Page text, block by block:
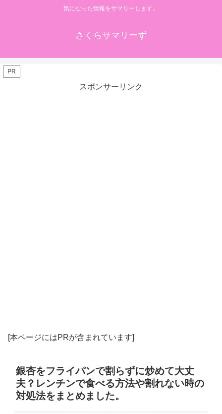
気になった情報をサマリーします。
さくらサマリーず
PR
スポンサーリンク
[本ページにはPRが含まれています]
銀杏をフライパンで割らずに炒めて大丈
夫？レンチンで食べる方法や割れない時の
対処法をまとめました。